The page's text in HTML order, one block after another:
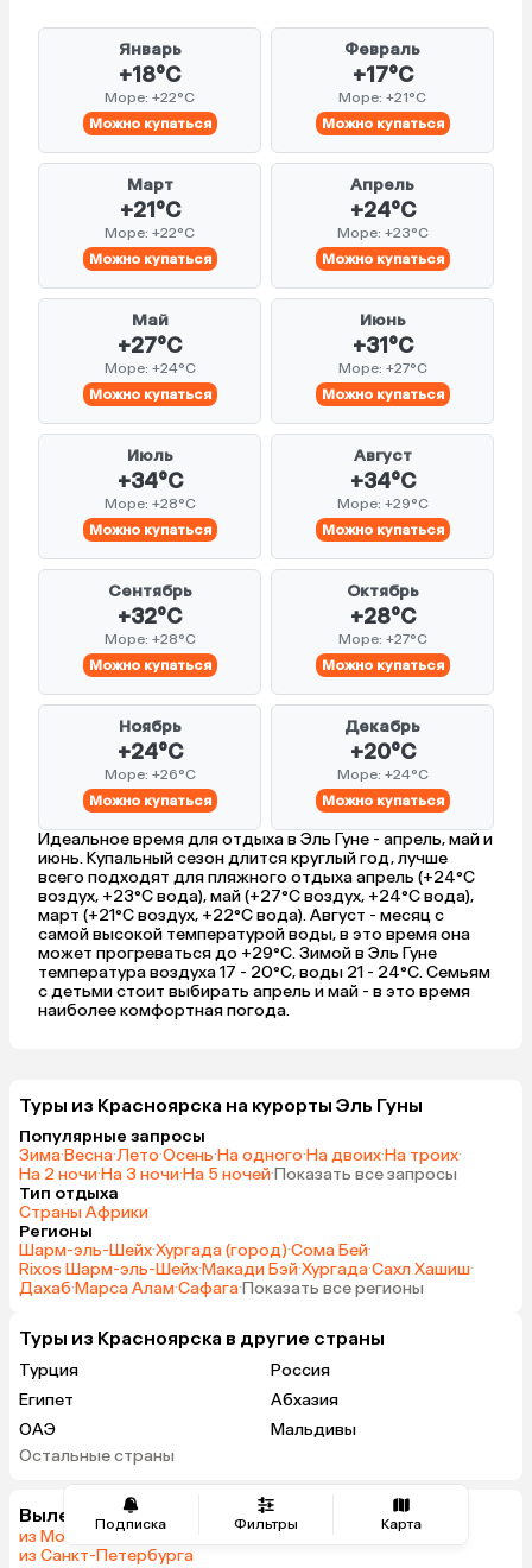
Подписка Фильтры Карта
Январь
+18°C
Море: +22°C
Можно купаться
Февраль
+17°C
Море: +21°C
Можно купаться
Март
+21°C
Море: +22°C
Можно купаться
Апрель
+24°C
Море: +23°C
Можно купаться
Май
+27°C
Море: +24°C
Можно купаться
Июнь
+31°C
Море: +27°C
Можно купаться
Июль
+34°C
Море: +28°C
Можно купаться
Август
+34°C
Море: +29°C
Можно купаться
Сентябрь
+32°C
Море: +28°C
Можно купаться
Октябрь
+28°C
Море: +27°C
Можно купаться
Ноябрь
+24°C
Море: +26°C
Можно купаться
Декабрь
+20°C
Море: +24°C
Можно купаться
Идеальное время для отдыха в Эль Гуне - апрель, май и
июнь. Купальный сезон длится круглый год, лучше
всего подходят для пляжного отдыха апрель (+24°C
воздух, +23°C вода), май (+27°C воздух, +24°C вода),
март (+21°C воздух, +22°C вода). Август - месяц с
самой высокой температурой воды, в это время она
может прогреваться до +29°C. Зимой в Эль Гуне
температура воздуха 17 - 20°C, воды 21 - 24°C. Семьям
с детьми стоит выбирать апрель и май - в это время
наиболее комфортная погода.
Туры из Красноярска на курорты Эль Гуны
Популярные запросы
Зима·Весна·Лето·Осень·На одного·На двоих·На троих·
На 2 ночи·На 3 ночи·На 5 ночей·Показать все запросы
Тип отдыха
Страны Африки
Регионы
Шарм-эль-Шейх·Хургада (город)·Сома Бей·
Rixos Шарм-эль-Шейх·Макади Бэй·Хургада·Сахл Хашиш·
Дахаб·Марса Алам·Сафага·Показать все регионы
Туры из Красноярска в другие страны
Турция
Россия
Египет
Абхазия
ОАЭ
Мальдивы
Гонконг
Остальные страны
Вылеты из городов
из Москвы
из Санкт-Петербурга